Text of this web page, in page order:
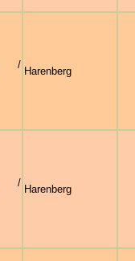
/
Harenberg
/
Harenberg